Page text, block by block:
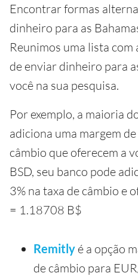
Encontrar formas
dinheiro para as
Reunimos uma lista com
de enviar dinheiro para
você na sua pesquisa.
Por exemplo, a maioria
adiciona uma margem
câmbio que oferecem a
BSD, seu banco pode
3% na taxa de câmbio e
= 1.18708 B$
Remitly é a opção
de câmbio para